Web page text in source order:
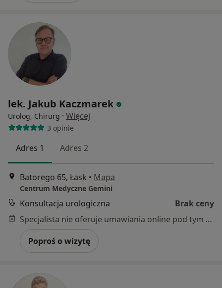
lek. Jakub Kaczmarek
Urolog, Chirurg · Więcej
3 opinie
Adres 1 Adres 2
Batorego 65, Łask • Mapa
Centrum Medyczne Gemini
Konsultacja urologiczna
Brak ceny
Specjalista nie oferuje umawiania online pod tym adresem.
Poproś o wizytę